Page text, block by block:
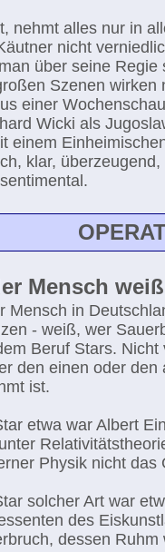
nehmt alles nur in
nicht
über seine
Szenen wirken
einer
Wicki als
einem
klar,
Mensch
Mensch in
- weiß, wer
Beruf Stars.
den einen oder
ist.
etwa war Albert
Physik nicht das
solcher Art war
des
dessen